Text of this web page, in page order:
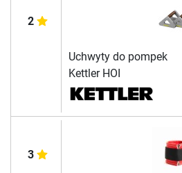
2
Uchwyty do pompek
Kettler HOI
3